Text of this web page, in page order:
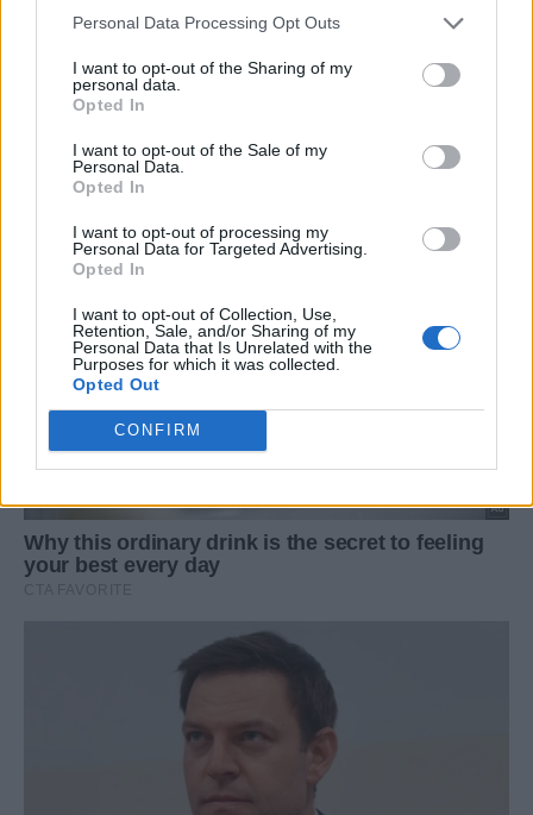
Personal Data Processing Opt Outs
I want to opt-out of the Sharing of my
personal data.
Opted In
I want to opt-out of the Sale of my
Personal Data.
Opted In
I want to opt-out of processing my
Personal Data for Targeted Advertising.
Opted In
I want to opt-out of Collection, Use,
Retention, Sale, and/or Sharing of my
Personal Data that Is Unrelated with the
Purposes for which it was collected.
Opted Out
CONFIRM